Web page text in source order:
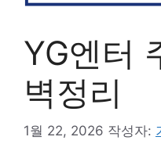
YG엔터
벽정리
1월 22, 2026 작성자: